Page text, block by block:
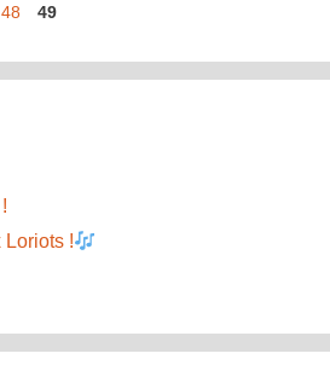
Page
48 Page
49
!